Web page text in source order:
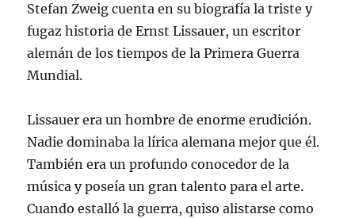
Stefan Zweig cuenta en su biografía la triste y
fugaz historia de Ernst Lissauer, un escritor
alemán de los tiempos de la Primera Guerra
Mundial.
Lissauer era un hombre de enorme erudición.
Nadie dominaba la lírica alemana mejor que él.
También era un profundo conocedor de la
música y poseía un gran talento para el arte.
Cuando estalló la guerra, quiso alistarse como